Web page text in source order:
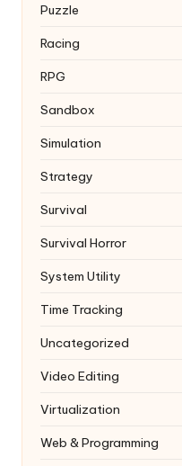
Puzzle
Racing
RPG
Sandbox
Simulation
Strategy
Survival
Survival Horror
System Utility
Time Tracking
Uncategorized
Video Editing
Virtualization
Web & Programming